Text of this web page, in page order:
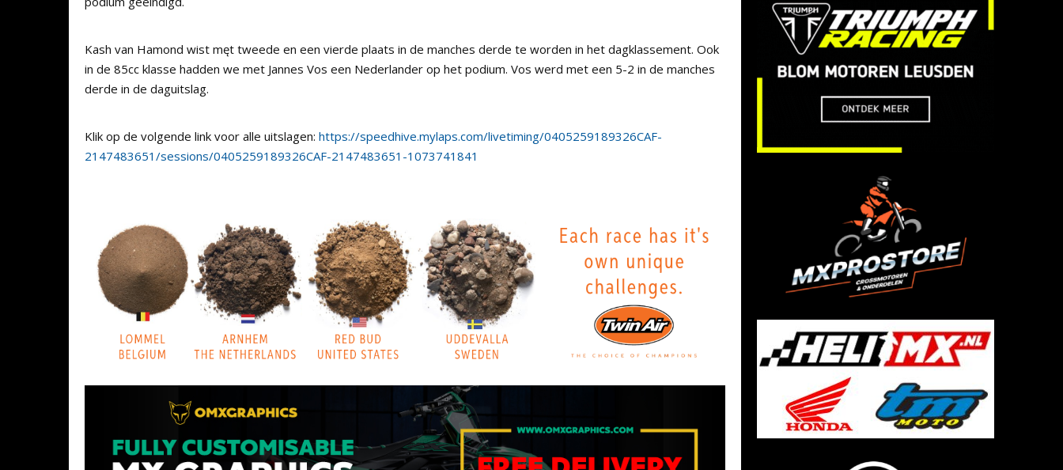
Kash van Hamond wist męt tweede en een vierde plaats in de manches derde te worden in het dagklassement. Ook
in de 85cc klasse hadden we met Jannes Vos een Nederlander op het podium. Vos werd met een 5-2 in de manches
derde in de daguitslag.
Klik op de volgende link voor alle uitslagen: https://speedhive.mylaps.com/livetiming/0405259189326CAF-
2147483651/sessions/0405259189326CAF-2147483651-1073741841